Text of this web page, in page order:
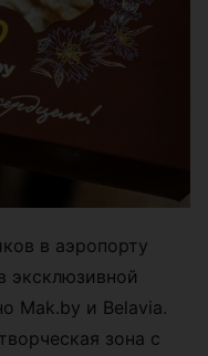
в аэропорту
Mak.by и Belavia.
зона с